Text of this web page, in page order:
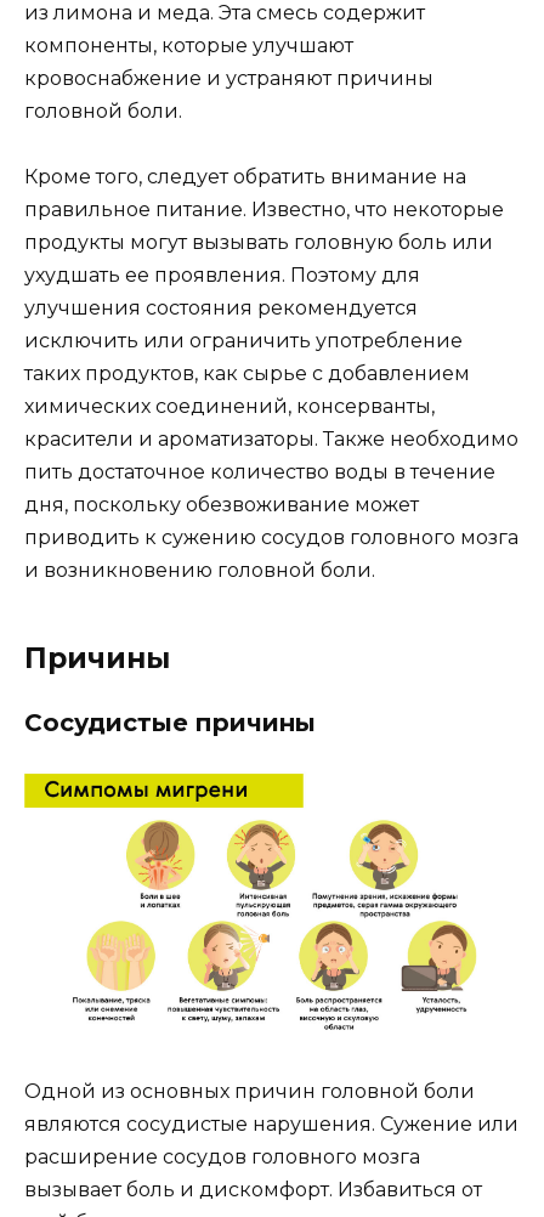
из лимона и меда. Эта смесь содержит
компоненты, которые улучшают
кровоснабжение и устраняют причины
головной боли.
Кроме того, следует обратить внимание на
правильное питание. Известно, что некоторые
продукты могут вызывать головную боль или
ухудшать ее проявления. Поэтому для
улучшения состояния рекомендуется
исключить или ограничить употребление
таких продуктов, как сырье с добавлением
химических соединений, консерванты,
красители и ароматизаторы. Также необходимо
пить достаточное количество воды в течение
дня, поскольку обезвоживание может
приводить к сужению сосудов головного мозга
и возникновению головной боли.
Причины
Сосудистые причины
Одной из основных причин головной боли
являются сосудистые нарушения. Сужение или
расширение сосудов головного мозга
вызывает боль и дискомфорт. Избавиться от